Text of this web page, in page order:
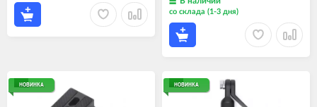
со склада (1-3 дня)
НОВИНКА НОВИНКА